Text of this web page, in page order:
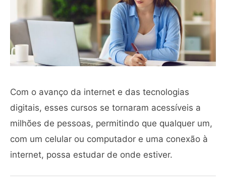
Com o avanço da internet e das tecnologias
digitais, esses cursos se tornaram acessíveis a
milhões de pessoas, permitindo que qualquer um,
com um celular ou computador e uma conexão à
internet, possa estudar de onde estiver.